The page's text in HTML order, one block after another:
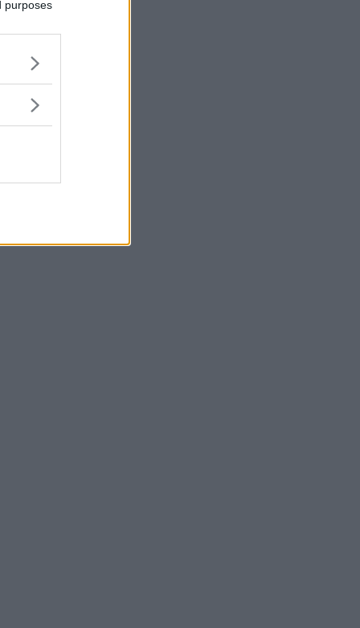
purposes